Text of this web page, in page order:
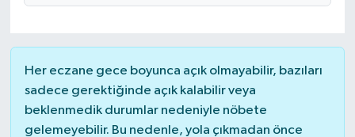
Her eczane gece boyunca açık olmayabilir, bazıları
sadece gerektiğinde açık kalabilir veya
beklenmedik durumlar nedeniyle nöbete
gelemeyebilir. Bu nedenle, yola çıkmadan önce